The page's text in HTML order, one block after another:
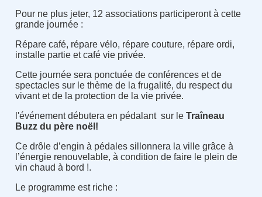
Pour ne plus jeter, 12 associations participeront à cette
grande journée :
Répare café, répare vélo, répare couture, répare ordi,
installe partie et café vie privée.
Cette journée sera ponctuée de conférences et de
spectacles sur le thème de la frugalité, du respect du
vivant et de la protection de la vie privée.
l'événement débutera en pédalant sur le Traîneau
Buzz du père noël!
Ce drôle d’engin à pédales sillonnera la ville grâce à
l’énergie renouvelable, à condition de faire le plein de
vin chaud à bord !.
Le programme est riche :